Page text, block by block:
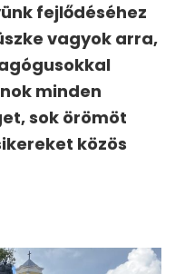
fejlődéséhez
vagyok arra,
minden
sok örömöt
közös